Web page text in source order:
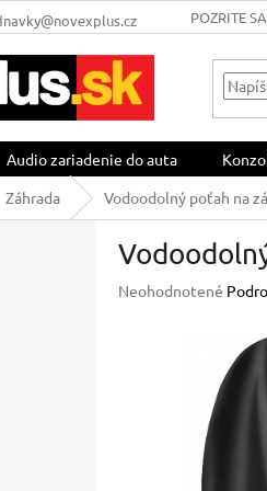
POZRITE
Audio zariadenie do auta
Záhrada Vodoodolný poťah na
Priemerné
Neohodnotené